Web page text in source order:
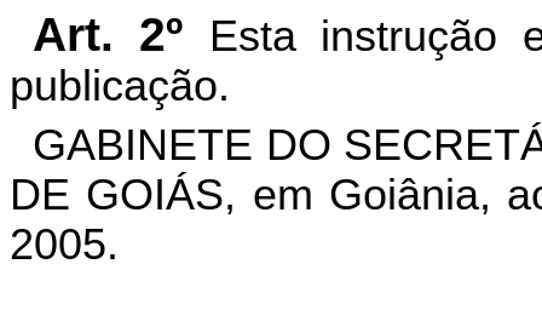
Art. 2º
Esta instrução
publicação.
GABINETE DO
DE GOIÁS, em Goiânia,
2005.